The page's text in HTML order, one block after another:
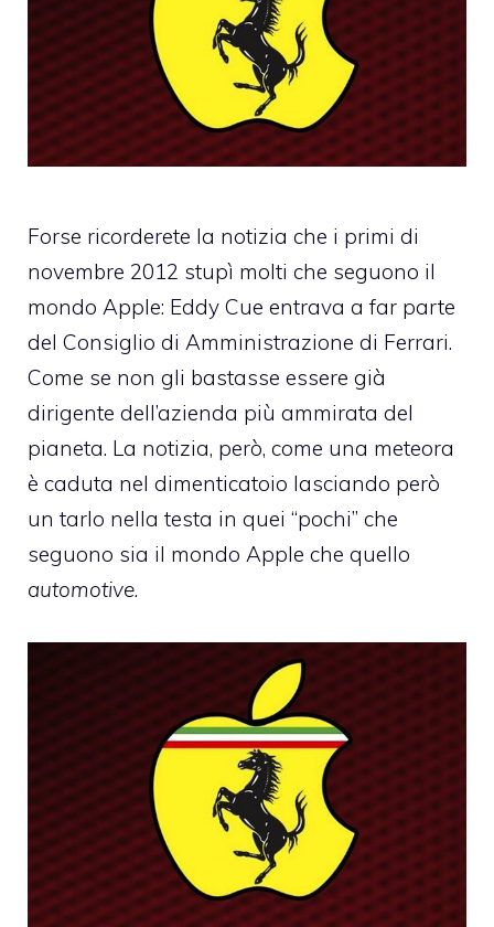
Forse ricorderete la notizia che i primi di
novembre 2012 stupì molti che seguono il
mondo Apple: Eddy Cue entrava a far parte
del Consiglio di Amministrazione di Ferrari.
Come se non gli bastasse essere già
dirigente dell’azienda più ammirata del
pianeta. La notizia, però, come una meteora
è caduta nel dimenticatoio lasciando però
un tarlo nella testa in quei “pochi” che
seguono sia il mondo Apple che quello
automotive.